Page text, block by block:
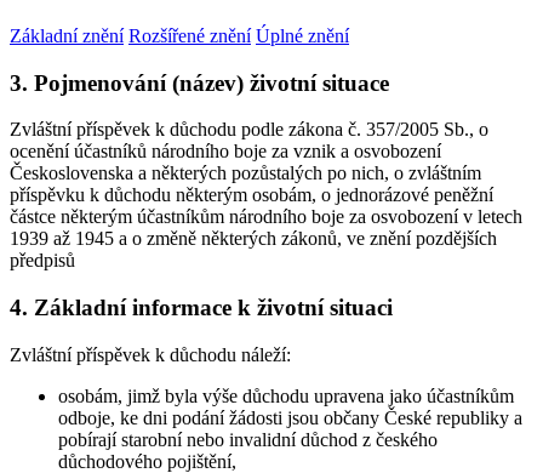
Základní znění Rozšířené znění Úplné znění
3. Pojmenování (název) životní situace
Zvláštní příspěvek k důchodu podle zákona č. 357/2005 Sb., o
ocenění účastníků národního boje za vznik a osvobození
Československa a některých pozůstalých po nich, o zvláštním
příspěvku k důchodu některým osobám, o jednorázové peněžní
částce některým účastníkům národního boje za osvobození v letech
1939 až 1945 a o změně některých zákonů, ve znění pozdějších
předpisů
4. Základní informace k životní situaci
Zvláštní příspěvek k důchodu náleží:
osobám, jimž byla výše důchodu upravena jako účastníkům
odboje, ke dni podání žádosti jsou občany České republiky a
pobírají starobní nebo invalidní důchod z českého
důchodového pojištění,